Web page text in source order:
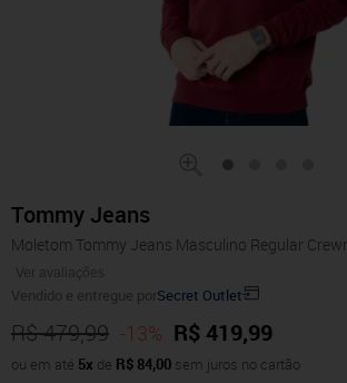
Tommy Jeans
Moletom Tommy Jeans Masculino Regular
Ver avaliações
Vendido e entregue porSecret Outlet
R$ 479,99 -13% R$ 419,99
ou em até 5x de R$ 84,00 sem juros no cartão